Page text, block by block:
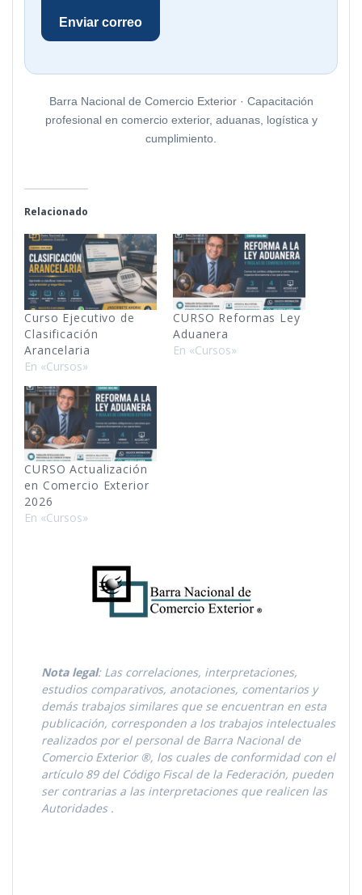
Enviar correo
Barra Nacional de Comercio Exterior · Capacitación
profesional en comercio exterior, aduanas, logística y
cumplimiento.
Relacionado
Curso Ejecutivo de
Clasificación
Arancelaria
En «Cursos»
CURSO Reformas Ley
Aduanera
En «Cursos»
CURSO Actualización
en Comercio Exterior
2026
En «Cursos»
Nota legal: Las correlaciones, interpretaciones,
estudios comparativos, anotaciones, comentarios y
demás trabajos similares que se encuentran en esta
publicación, corresponden a los trabajos intelectuales
realizados por el personal de Barra Nacional de
Comercio Exterior ®, los cuales de conformidad con el
artículo 89 del Código Fiscal de la Federación, pueden
ser contrarias a las interpretaciones que realicen las
Autoridades .